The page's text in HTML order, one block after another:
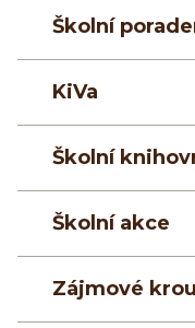
Školní
KiVa
Školní
Školní akce
Zájmové